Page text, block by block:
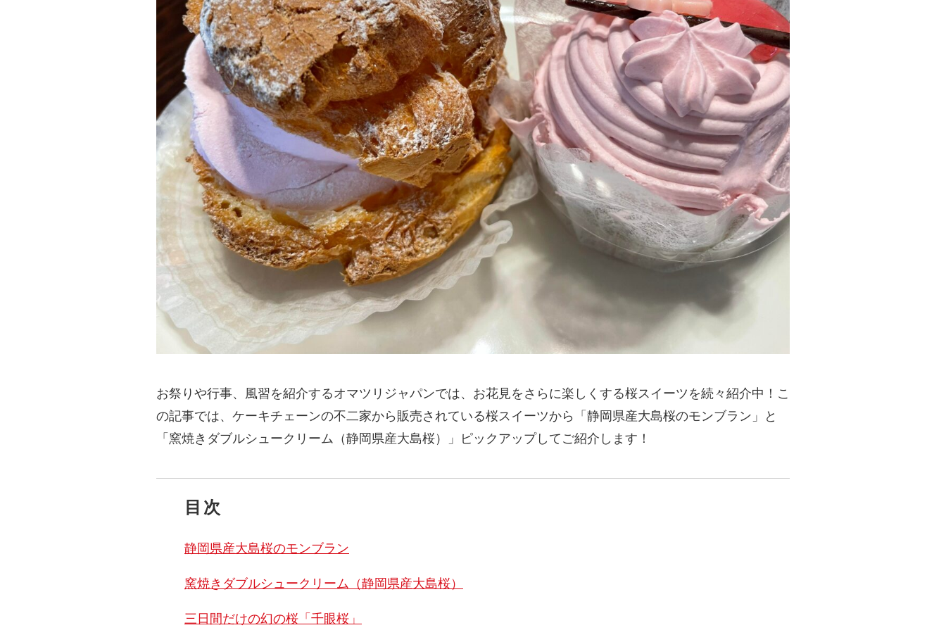
お祭りや行事、風習を紹介するオマツリジャパンでは、お花見をさらに楽しくする桜スイーツを続々紹介中！こ
の記事では、ケーキチェーンの不二家から販売されている桜スイーツから「静岡県産大島桜のモンブラン」と
「窯焼きダブルシュークリーム（静岡県産大島桜）」ピックアップしてご紹介します！
目次
静岡県産大島桜のモンブラン
窯焼きダブルシュークリーム（静岡県産大島桜）
三日間だけの幻の桜「千眼桜」